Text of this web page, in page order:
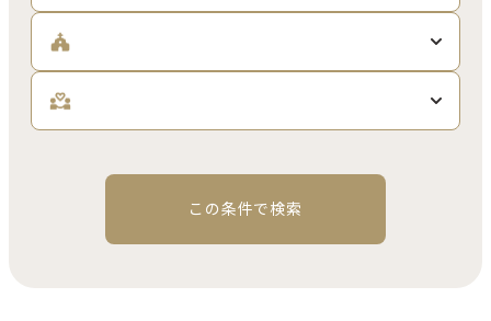
この条件で検索